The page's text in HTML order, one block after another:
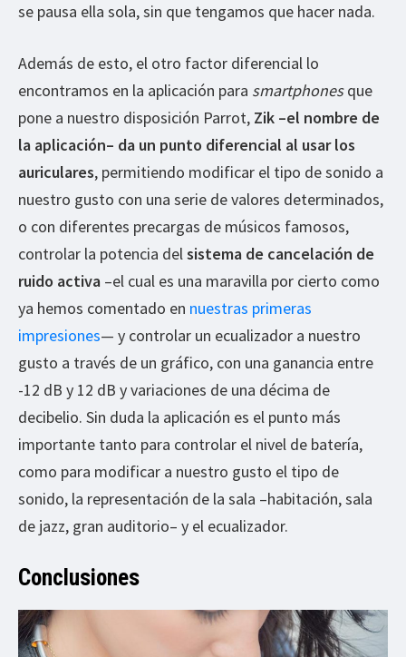
se pausa ella sola, sin que tengamos que hacer nada.
Además de esto, el otro factor diferencial lo
encontramos en la aplicación para smartphonesque
pone a nuestro disposición Parrot, Zik –el nombre de
la aplicación– da un punto diferencial al usar los
auriculares, permitiendo modificar el tipo de sonido a
nuestro gusto con una serie de valores determinados,
o con diferentes precargas de músicos famosos,
controlar la potencia delsistema de cancelación de
ruido activa –el cual es una maravilla por cierto como
ya hemos comentado en nuestras primeras
impresiones— y controlar un ecualizador a nuestro
gusto a través de un gráfico, con una ganancia entre
-12 dB y 12 dB y variaciones de una décima de
decibelio. Sin duda la aplicación es el punto más
importante tanto para controlar el nivel de batería,
como para modificar a nuestro gusto el tipo de
sonido, la representación de la sala –habitación, sala
de jazz, gran auditorio– y el ecualizador.
Conclusiones